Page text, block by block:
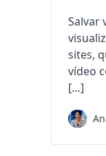
Salvar
sites,
vídeo
[…]